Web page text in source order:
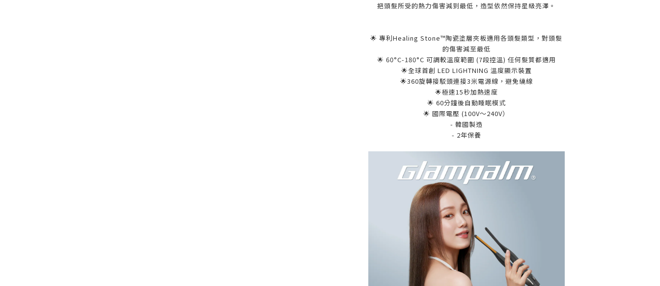
把頭髮所受的熱力傷害減到最低 ，造型依然保持星級亮澤。
🌟 專利Healing Stone™️陶瓷塗層夾板適用各頭髮類型，對頭髮
的傷害減至最低
🌟 60°C-180°C 可調較溫度範圍 (7段控溫) 任何髮質都適用
🌟全球首創 LED LIGHTNING 溫度顯示裝置
🌟360旋轉接駁頭連接3米電源線，避免繞線
🌟極速15秒加熱速度
🌟 60分鐘後自動睡眠模式
🌟 國際電壓 (100V〜240V）
- 韓國製造
- 2年保養